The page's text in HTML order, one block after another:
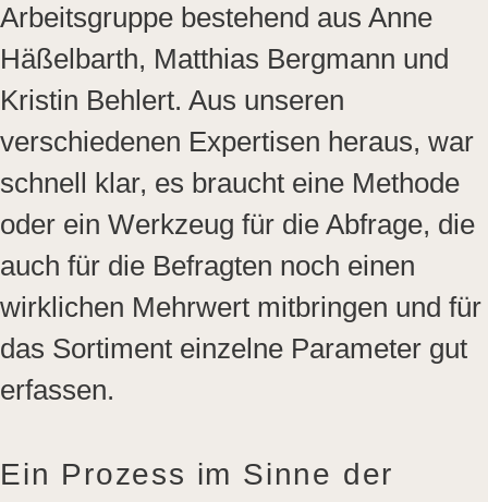
Arbeitsgruppe bestehend aus Anne
Häßelbarth, Matthias Bergmann und
Kristin Behlert. Aus unseren
verschiedenen Expertisen heraus, war
schnell klar, es braucht eine Methode
oder ein Werkzeug für die Abfrage, die
auch für die Befragten noch einen
wirklichen Mehrwert mitbringen und für
das Sortiment einzelne Parameter gut
erfassen.
Ein Prozess im Sinne der